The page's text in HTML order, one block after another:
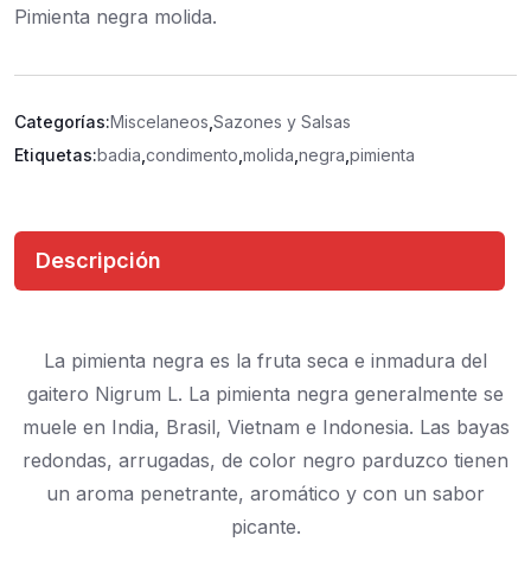
Pimienta negra molida.
Categorías:Miscelaneos Sazones y Salsas
Etiquetas:badia condimento molida negra pimienta
Descripción
La pimienta negra es la fruta seca e inmadura del
gaitero Nigrum L. La pimienta negra generalmente se
muele en India, Brasil, Vietnam e Indonesia. Las bayas
redondas, arrugadas, de color negro parduzco tienen
un aroma penetrante, aromático y con un sabor
picante.